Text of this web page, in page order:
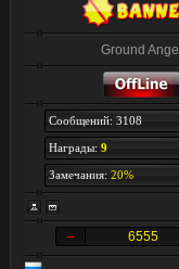
Ground Angel
Сообщений: 3108
Награды: 9
Замечания: 20%
6555